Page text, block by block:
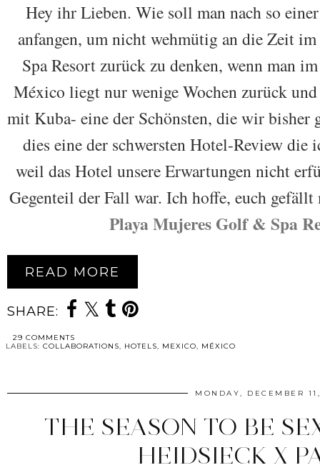
Hey ihr Lieben. Wie soll man nach so
anfangen, um nicht wehmütig an die Zeit
Spa Resort zurück zu denken, wenn man
México liegt nur wenige Wochen zurück
mit Kuba- eine der Schönsten, die wir bisher
dies eine der schwersten Hotel-Review die
weil das Hotel unsere Erwartungen nicht
Gegenteil der Fall war. Ich hoffe, euch
Playa Mujeres Golf & Spa
READ MORE
SHARE:
29 COMMENTS
LABELS: COLLABORATIONS, HOTELS, MEXICO, MÉXICO
MONDAY, DECEMBER
THE SEASON TO BE
HEIDSIECK X